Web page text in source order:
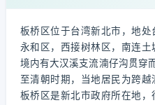
板桥区位于台湾新北市，地处
永和区，西接树林区，南连
境内有大汉溪支流湳仔沟贯穿
至清朝时期，当地居民为跨越
板桥区是新北市政府所在地